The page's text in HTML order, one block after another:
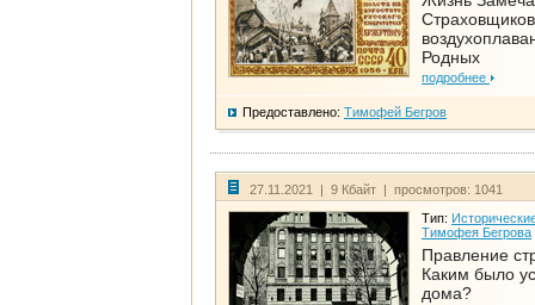
Родных
подробнее
Предоставлено: Тимофей Бегров
27.11.2021 | 9 Кбайт | просмотров: 1041
Тип:
Тимофея Бегрова
Правление
Каким было
дома?